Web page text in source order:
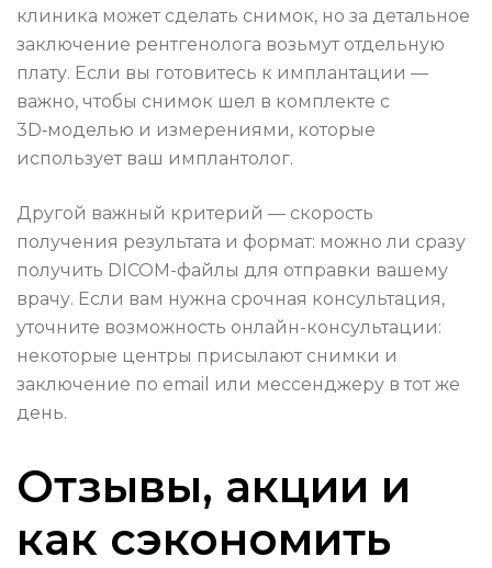
клиника может сделать снимок, но за детальное
заключение рентгенолога возьмут отдельную
плату. Если вы готовитесь к имплантации —
важно, чтобы снимок шел в комплекте с
3D‑моделью и измерениями, которые
использует ваш имплантолог.
Другой важный критерий — скорость
получения результата и формат: можно ли сразу
получить DICOM-файлы для отправки вашему
врачу. Если вам нужна срочная консультация,
уточните возможность онлайн-консультации:
некоторые центры присылают снимки и
заключение по email или мессенджеру в тот же
день.
Отзывы, акции и
как сэкономить